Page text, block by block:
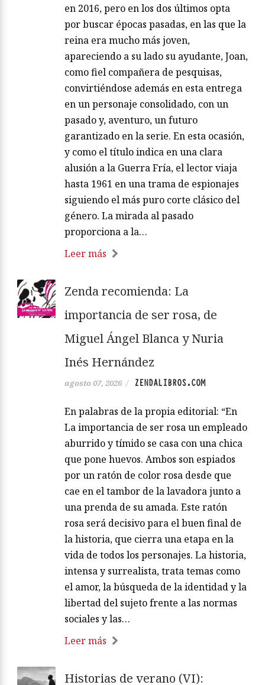
en 2016, pero en los dos últimos opta
por buscar épocas pasadas, en las que la
reina era mucho más joven,
apareciendo a su lado su ayudante, Joan,
como fiel compañera de pesquisas,
convirtiéndose además en esta entrega
en un personaje consolidado, con un
pasado y, aventuro, un futuro
garantizado en la serie. En esta ocasión,
y como el título indica en una clara
alusión a la Guerra Fría, el lector viaja
hasta 1961 en una trama de espionajes
siguiendo el más puro corte clásico del
género. La mirada al pasado
proporciona a la…
Leer más
Zenda recomienda: La
importancia de ser rosa, de
Miguel Ángel Blanca y Nuria
Inés Hernández
agosto 07, 2026 / ZENDALIBROS.COM
En palabras de la propia editorial: “En
La importancia de ser rosa un empleado
aburrido y tímido se casa con una chica
que pone huevos. Ambos son espiados
por un ratón de color rosa desde que
cae en el tambor de la lavadora junto a
una prenda de su amada. Este ratón
rosa será decisivo para el buen final de
la historia, que cierra una etapa en la
vida de todos los personajes. La historia,
intensa y surrealista, trata temas como
el amor, la búsqueda de la identidad y la
libertad del sujeto frente a las normas
sociales y las…
Leer más
Historias de verano (VI):